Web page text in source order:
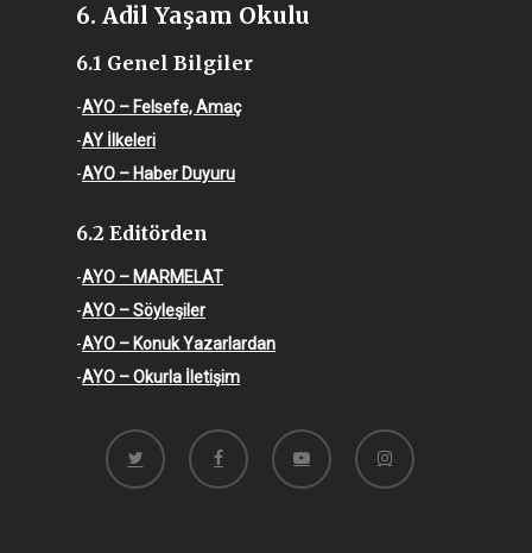
6. Adil Yaşam Okulu
6.1 Genel Bilgiler
-AYO – Felsefe, Amaç
-AY İlkeleri
-AYO – Haber Duyuru
6.2 Editörden
-AYO – MARMELAT
-AYO – Söyleşiler
-AYO – Konuk Yazarlardan
-AYO – Okurla İletişim
twitter facebook youtube instagram